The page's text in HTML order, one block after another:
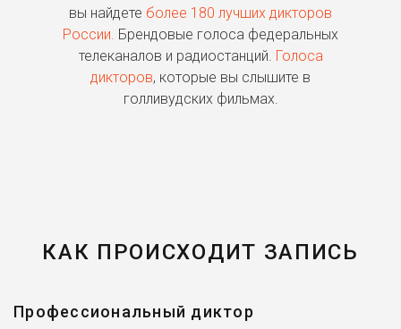
вы найдете более 180 лучших дикторов
России. Брендовые голоса федеральных
телеканалов и радиостанций. Голоса
дикторов, которые вы слышите в
голливудских фильмах.
КАК ПРОИСХОДИТ ЗАПИСЬ
Профессиональный диктор